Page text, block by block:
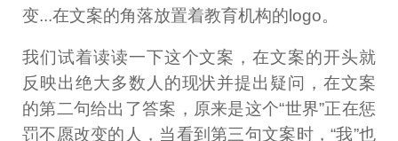
变...在文案的角落放置着教育机构的logo。
我们试着读读一下这个文案，在文案的开头就
反映出绝大多数人的现状并提出疑问，在文案
的第二句给出了答案，原来是这个“世界”正在惩
罚不愿改变的人，当看到第三句文案时，“我”也